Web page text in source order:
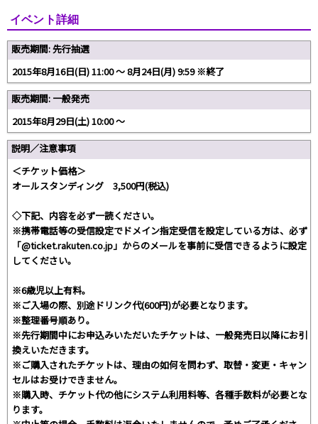
イベント詳細
販売期間: 先行抽選
2015年8月16日(日) 11:00 ～ 8月24日(月) 9:59 ※終了
販売期間: 一般発売
2015年8月29日(土) 10:00 ～
説明／注意事項
＜チケット価格＞
オールスタンディング 3,500円(税込)
◇下記、内容を必ず一読ください。
※携帯電話等の受信設定でドメイン指定受信を設定している方は、必ず
「@ticket.rakuten.co.jp」からのメールを事前に受信できるように設定
してください。
※6歳児以上有料。
※ご入場の際、別途ドリンク代(600円)が必要となります。
※整理番号順あり。
※先行期間中にお申込みいただいたチケットは、一般発売日以降にお引
換えいただきます。
※ご購入されたチケットは、理由の如何を問わず、取替・変更・キャン
セルはお受けできません。
※購入時、チケット代の他にシステム利用料等、各種手数料が必要とな
ります。